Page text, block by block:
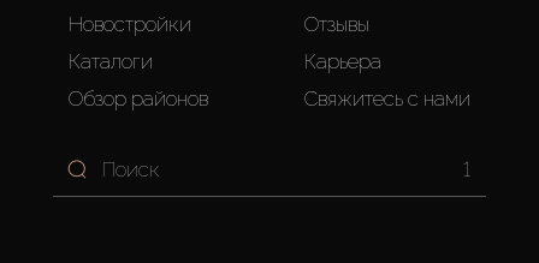
Новостройки
Каталоги
Обзор районов
Отзывы
Карьера
Свяжитесь с нами
1